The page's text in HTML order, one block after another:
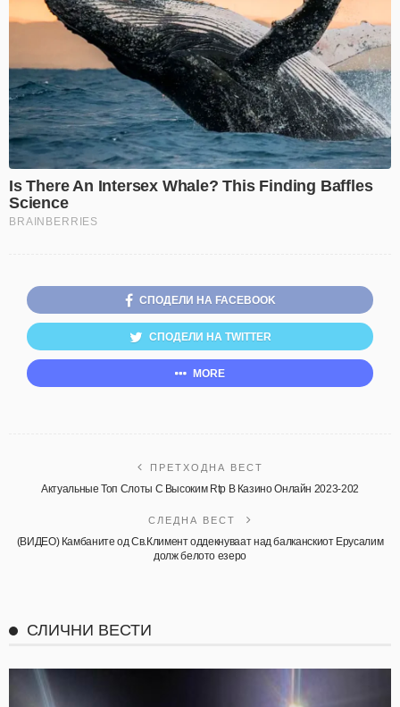
СПОДЕЛИ НА FACEBOOK
СПОДЕЛИ НА TWITTER
MORE
ПРЕТХОДНА ВЕСТ
Актуальные Топ Слоты С Высоким Rtp В Казино Онлайн 2023-202
СЛЕДНА ВЕСТ
(ВИДЕО) Камбаните од Св.Климент оддекнуваат над балканскиот Ерусалим
долж белото езеро
СЛИЧНИ ВЕСТИ